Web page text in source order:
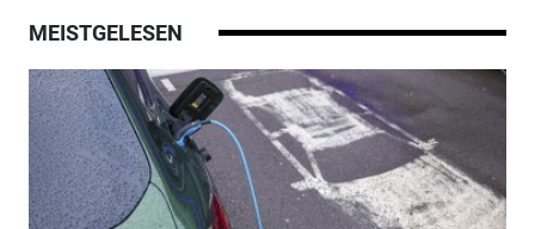
MEISTGELESEN